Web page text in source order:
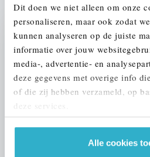
Dit doen we niet alleen om onze
personaliseren, maar ook zodat
kunnen analyseren op de juiste
informatie over jouw
media-, advertentie- en
deze gegevens met overige info
of die zij hebben verzameld, op
deze services.
Alle cookies
UW AUTO INRUILEN?